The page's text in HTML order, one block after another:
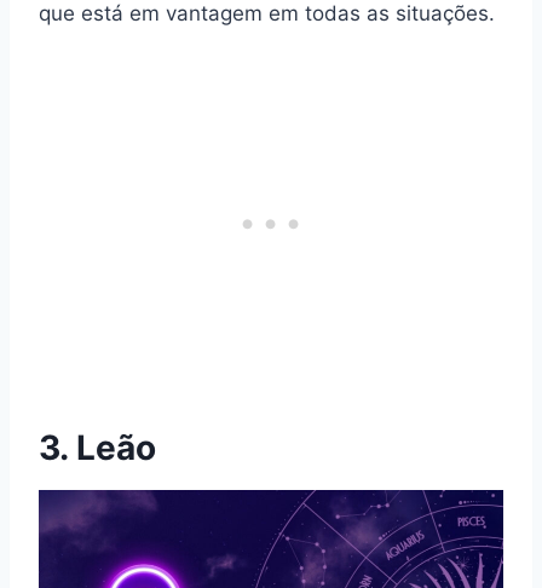
que está em vantagem em todas as situações.
3. Leão